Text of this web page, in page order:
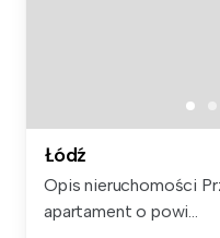
Łódź
Opis nieruchomości
apartament o powi...